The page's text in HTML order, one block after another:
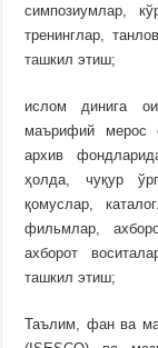
симпозиумлар,
тренинглар,
ташкил этиш;
ислом динига
маърифий мерос
архив
ҳолда, чуқур
қомуслар,
фильмлар,
ахборот
ташкил этиш;
Таълим, фан ва